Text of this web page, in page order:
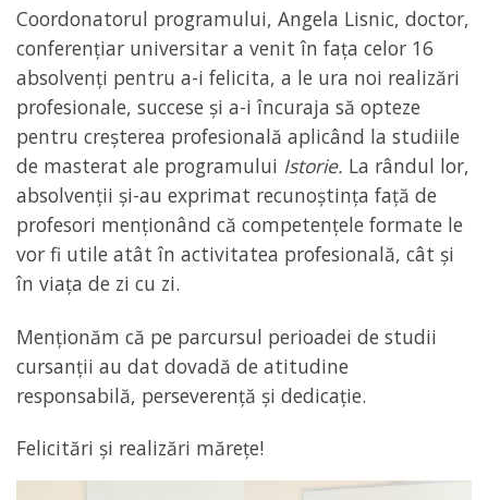
Coordonatorul programului, Angela Lisnic, doctor,
conferențiar universitar a venit în fața celor 16
absolvenți pentru a-i felicita, a le ura noi realizări
profesionale, succese și a-i încuraja să opteze
pentru creșterea profesională aplicând la studiile
de masterat ale programului Istorie. La rândul lor,
absolvenții și-au exprimat recunoștința față de
profesori menționând că competențele formate le
vor fi utile atât în activitatea profesională, cât și
în viața de zi cu zi.
Menționăm că pe parcursul perioadei de studii
cursanții au dat dovadă de atitudine
responsabilă, perseverență și dedicație.
Felicitări și realizări mărețe!